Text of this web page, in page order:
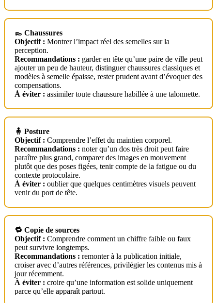
👞 Chaussures
Objectif : Montrer l’impact réel des semelles sur la
perception.
Recommandations : garder en tête qu’une paire de ville peut
ajouter un peu de hauteur, distinguer chaussures classiques et
modèles à semelle épaisse, rester prudent avant d’évoquer des
compensations.
À éviter : assimiler toute chaussure habillée à une talonnette.
🧍 Posture
Objectif : Comprendre l’effet du maintien corporel.
Recommandations : noter qu’un dos très droit peut faire
paraître plus grand, comparer des images en mouvement
plutôt que des poses figées, tenir compte de la fatigue ou du
contexte protocolaire.
À éviter : oublier que quelques centimètres visuels peuvent
venir du port de tête.
🔁 Copie de sources
Objectif : Comprendre comment un chiffre faible ou faux
peut survivre longtemps.
Recommandations : remonter à la publication initiale,
croiser avec d’autres références, privilégier les contenus mis à
jour récemment.
À éviter : croire qu’une information est solide uniquement
parce qu’elle apparaît partout.